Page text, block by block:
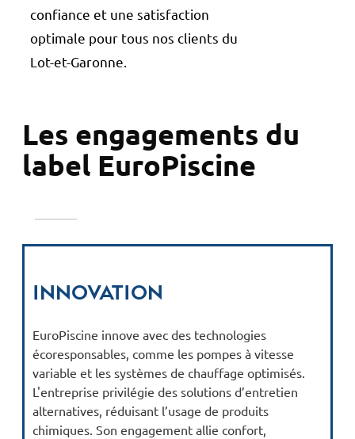
confiance et une satisfaction
optimale pour tous nos clients du
Lot-et-Garonne.
Les engagements du
label EuroPiscine
Innovation
EuroPiscine innove avec des technologies
écoresponsables, comme les pompes à vitesse
variable et les systèmes de chauffage optimisés.
L'entreprise privilégie des solutions d’entretien
alternatives, réduisant l’usage de produits
chimiques. Son engagement allie confort,